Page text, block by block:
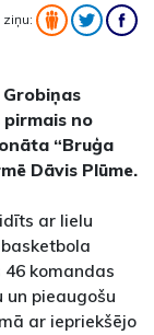
no
“Bruģa
Dāvis Plūme.
ar lielu
komandas
un pieaugošu
ar iepriekšējo